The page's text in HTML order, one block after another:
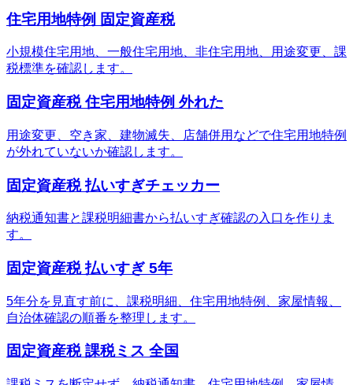
住宅用地特例 固定資産税
小規模住宅用地、一般住宅用地、非住宅用地、用途変更、課
税標準を確認します。
固定資産税 住宅用地特例 外れた
用途変更、空き家、建物滅失、店舗併用などで住宅用地特例
が外れていないか確認します。
固定資産税 払いすぎチェッカー
納税通知書と課税明細書から払いすぎ確認の入口を作りま
す。
固定資産税 払いすぎ 5年
5年分を見直す前に、課税明細、住宅用地特例、家屋情報、
自治体確認の順番を整理します。
固定資産税 課税ミス 全国